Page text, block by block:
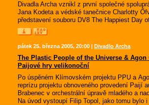
Divadla Archa vznikl z první společné
Jana Kodeta a védské tanečnice Charlotty
představení souboru DV8 The Happiest Day
pátek 25. března 2005, 20:00 | Divadlo Archa
The Plastic People of the Universe & Agon
Paijové hry velikonoční
Po úspěném Klímovském projektu PPU a
reprízu projektu obnoveného provedení Paijí
Brabenec v orchestrální úpravě mladého a
Na úvod vystoupí Filip Topol, jako tomu bylo